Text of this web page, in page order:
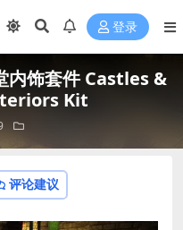
登录
内饰套件 Castles &
Kit
评论建议